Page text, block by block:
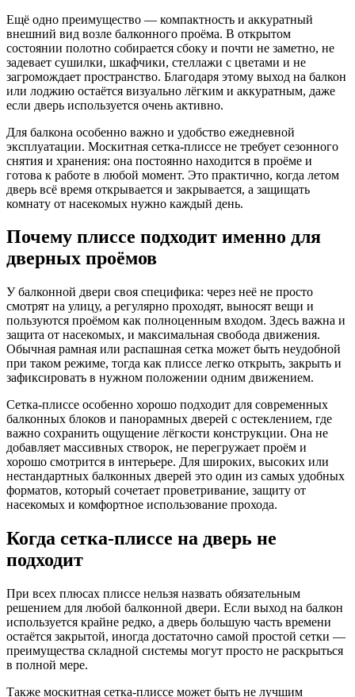
Ещё одно преимущество — компактность и аккуратный
внешний вид возле балконного проёма. В открытом
состоянии полотно собирается сбоку и почти не заметно, не
задевает сушилки, шкафчики, стеллажи с цветами и не
загромождает пространство. Благодаря этому выход на балкон
или лоджию остаётся визуально лёгким и аккуратным, даже
если дверь используется очень активно.
Для балкона особенно важно и удобство ежедневной
эксплуатации. Москитная сетка-плиссе не требует сезонного
снятия и хранения: она постоянно находится в проёме и
готова к работе в любой момент. Это практично, когда летом
дверь всё время открывается и закрывается, а защищать
комнату от насекомых нужно каждый день.
Почему плиссе подходит именно для
дверных проёмов
У балконной двери своя специфика: через неё не просто
смотрят на улицу, а регулярно проходят, выносят вещи и
пользуются проёмом как полноценным входом. Здесь важна и
защита от насекомых, и максимальная свобода движения.
Обычная рамная или распашная сетка может быть неудобной
при таком режиме, тогда как плиссе легко открыть, закрыть и
зафиксировать в нужном положении одним движением.
Сетка-плиссе особенно хорошо подходит для современных
балконных блоков и панорамных дверей с остеклением, где
важно сохранить ощущение лёгкости конструкции. Она не
добавляет массивных створок, не перегружает проём и
хорошо смотрится в интерьере. Для широких, высоких или
нестандартных балконных дверей это один из самых удобных
форматов, который сочетает проветривание, защиту от
насекомых и комфортное использование прохода.
Когда сетка-плиссе на дверь не
подходит
При всех плюсах плиссе нельзя назвать обязательным
решением для любой балконной двери. Если выход на балкон
используется крайне редко, а дверь большую часть времени
остаётся закрытой, иногда достаточно самой простой сетки —
преимущества складной системы могут просто не раскрыться
в полной мере.
Также москитная сетка-плиссе может быть не лучшим